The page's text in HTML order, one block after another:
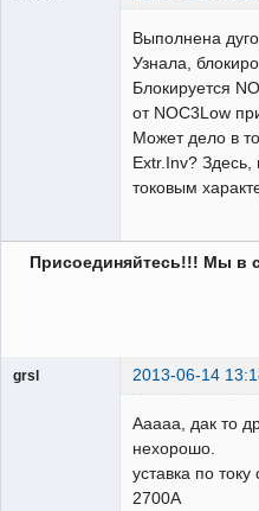
Выполнена
Узнала,
Блокируется
от NOC3Low
Может дело в
Extr.Inv?
токовым
Присоединяйтесь!!! Мы в
grsl 2013-06-14
Ааааа, дак то
нехорошо.
уставка по
2700А